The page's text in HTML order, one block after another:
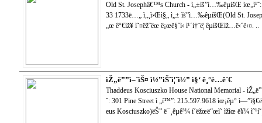
Old St. Josephâ€™s Church - ì„±ìš”ì…‰êµíšŒ
33 1733ë…„ ì„¸ì›Œì§„ ì„± ìš”ì…‰êµíšŒ(Old St.
„œ ê°€ìž¥ ì˜¤ëž˜ëœ ë¡œë§ˆì‹ ì¹´í†¨ë¦­ êµíšŒìž…ë‹ˆë‹¤. ..
ìŽ„ë””ì–´ìŠ¤ ì½”ìŠˆì¦ˆì½” ì§‘ ê¸°ë…ê´€
Thaddeus Kosciuszko House National Memorial -
˜: 301 Pine Street ì „í™”: 215.597.9618 ìœ¡êµ°
eus Kosciuszko)ëŠ” ë¯¸êµ­ê³¼ í´ëžœë“œì˜ ìžìœ ë¥¼